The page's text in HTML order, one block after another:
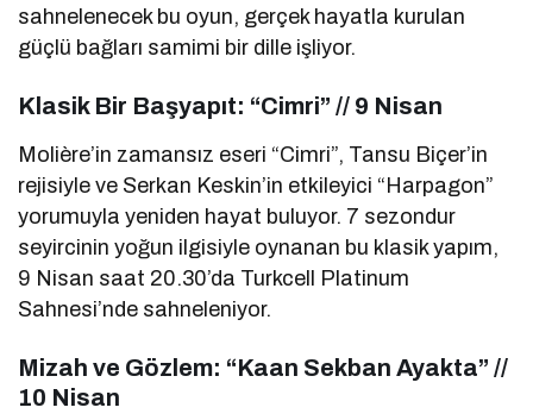
sahnelenecek bu oyun, gerçek hayatla kurulan
güçlü bağları samimi bir dille işliyor.
Klasik Bir Başyapıt: “Cimri” // 9 Nisan
Molière’in zamansız eseri “Cimri”, Tansu Biçer’in
rejisiyle ve Serkan Keskin’in etkileyici “Harpagon”
yorumuyla yeniden hayat buluyor. 7 sezondur
seyircinin yoğun ilgisiyle oynanan bu klasik yapım,
9 Nisan saat 20.30’da Turkcell Platinum
Sahnesi’nde sahneleniyor.
Mizah ve Gözlem: “Kaan Sekban Ayakta” //
10 Nisan